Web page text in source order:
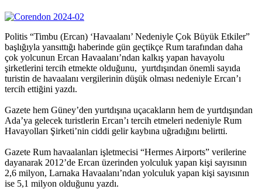
Politis “Timbu (Ercan) ‘Havaalanı’ Nedeniyle Çok Büyük Etkiler”
başlığıyla yansıttığı haberinde gün geçtikçe Rum tarafından daha
çok yolcunun Ercan Havaalanı’ndan kalkış yapan havayolu
şirketlerini tercih etmekte olduğunu, yurtdışından önemli sayıda
turistin de havaalanı vergilerinin düşük olması nedeniyle Ercan’ı
tercih ettiğini yazdı.
Gazete hem Güney’den yurtdışına uçacakların hem de yurtdışından
Ada’ya gelecek turistlerin Ercan’ı tercih etmeleri nedeniyle Rum
Havayolları Şirketi’nin ciddi gelir kaybına uğradığını belirtti.
Gazete Rum havaalanları işletmecisi “Hermes Airports” verilerine
dayanarak 2012’de Ercan üzerinden yolculuk yapan kişi sayısının
2,6 milyon, Larnaka Havaalanı’ndan yolculuk yapan kişi sayısının
ise 5,1 milyon olduğunu yazdı.